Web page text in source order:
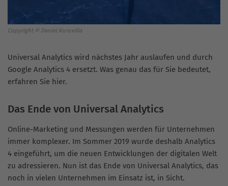
Copyright © Daniel Kuruvilla
Universal Analytics wird nächstes Jahr auslaufen und durch
Google Analytics 4 ersetzt. Was genau das für Sie bedeutet,
erfahren Sie hier.
Das Ende von Universal Analytics
Online-Marketing und Messungen werden für Unternehmen
immer komplexer. Im Sommer 2019 wurde deshalb Analytics
4 eingeführt, um die neuen Entwicklungen der digitalen Welt
zu adressieren. Nun ist das Ende von Universal Analytics, das
noch in vielen Unternehmen im Einsatz ist, in Sicht.